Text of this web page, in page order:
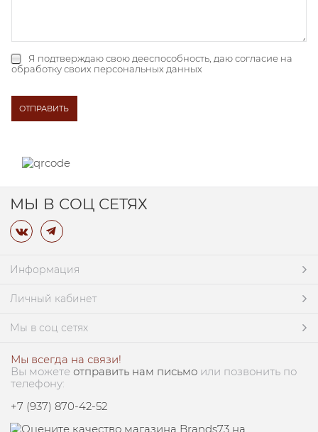
Я подтверждаю свою дееспособность, даюсогласие на
обработку своих персональных данных
МЫ В СОЦ СЕТЯХ
Информация
Личный кабинет
Мы в соц сетях
Мы всегда на связи!
Вы можете отправить нам письмо или позвонить по
телефону:
+7 (937) 870-42-52